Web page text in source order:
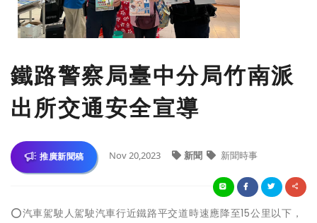
鐵路警察局臺中分局竹南派
出所交通安全宣導
推廣新聞稿 Nov 20,2023 新聞 新聞時事
⭕汽車駕駛人駕駛汽車行近鐵路平交道時速應降至15公里以下，